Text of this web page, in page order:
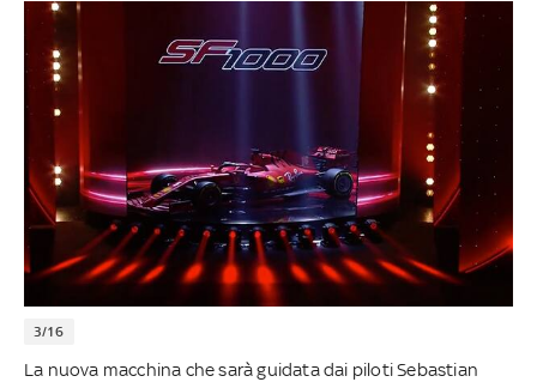
3/16
La nuova macchina che sarà guidata dai piloti Sebastian